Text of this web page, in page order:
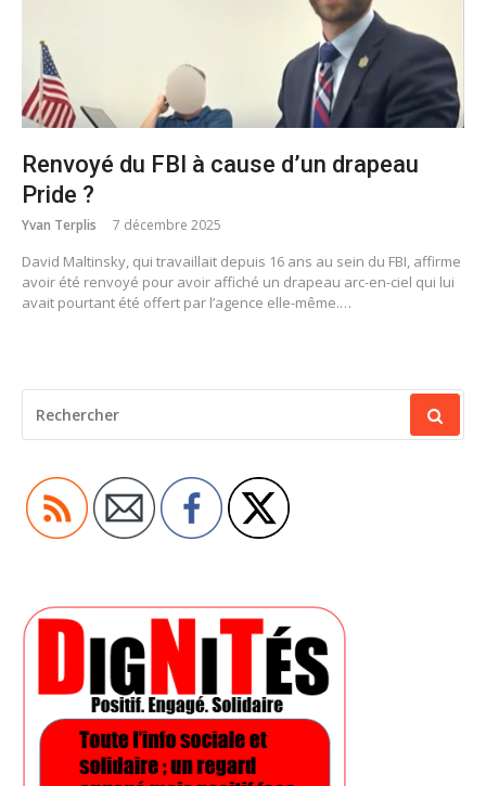
Renvoyé du FBI à cause d’un drapeau
Pride ?
Yvan Terplis 7 décembre 2025
David Maltinsky, qui travaillait depuis 16 ans au sein du FBI, affirme
avoir été renvoyé pour avoir affiché un drapeau arc-en-ciel qui lui
avait pourtant été offert par l’agence elle-même.…
POUR
: